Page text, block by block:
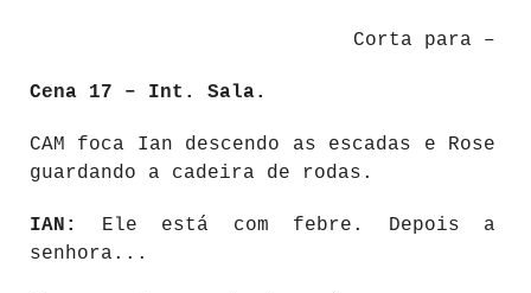
Corta para –
Cena 17 – Int. Sala.
CAM foca Ian descendo as escadas e Rose
guardando a cadeira de rodas.
IAN:
Ele está com febre. Depois a
senhora...